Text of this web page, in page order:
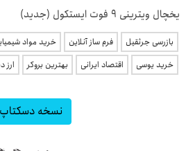
یخچال ویترینی 9 فوت ایستکول (جدید)
بازرسی جرثقیل فرم ساز آنلاین خرید مواد
خرید یوسی
اقتصاد ایرانی بهترین بروکر ارز
نسخه دسکتاپ